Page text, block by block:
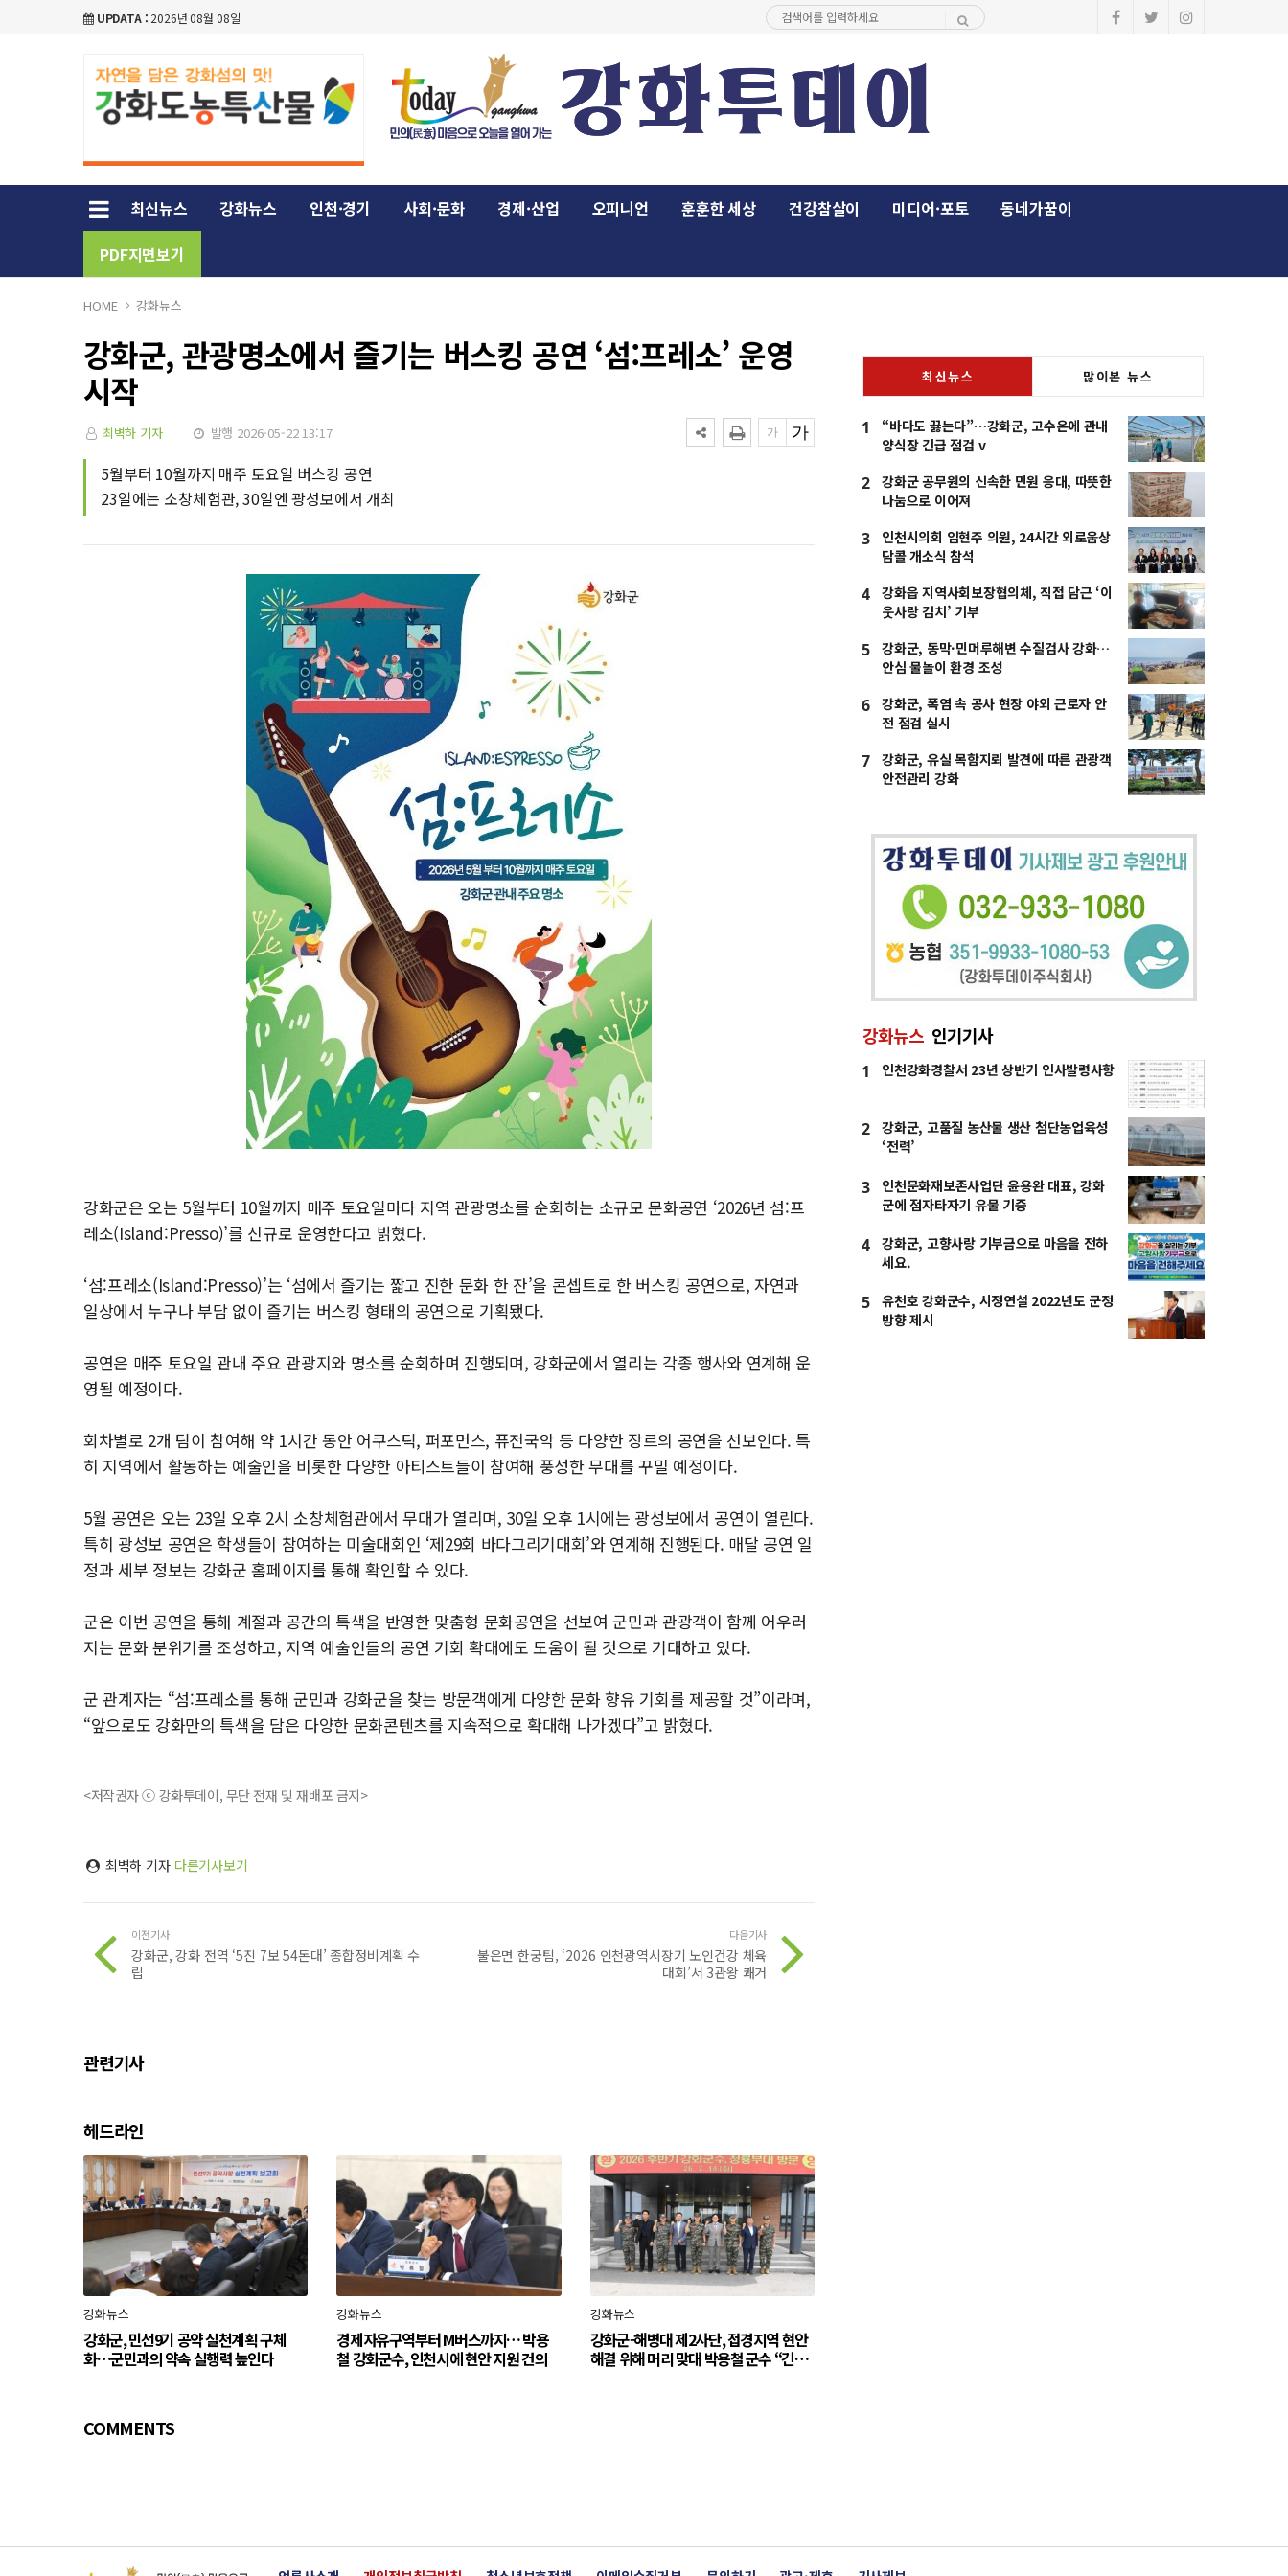
UPDATA : 2026년 08월 08일
최신뉴스 강화뉴스 인천·경기 사회·문화 경제·산업 오피니언 훈훈한 세상 건강참살이 미디어·포토
동네가꿈이
PDF지면보기
HOME 강화뉴스
강화군, 관광명소에서 즐기는 버스킹 공연 ‘섬:프레소’ 운영
시작
최벽하 기자 발행 2026-05-22 13:17
5월부터 10월까지 매주 토요일 버스킹 공연
23일에는 소창체험관, 30일엔 광성보에서 개최
강화군은 오는 5월부터 10월까지 매주 토요일마다 지역 관광명소를 순회하는 소규모 문화공연 ‘2026년 섬:프
레소(Island:Presso)’를 신규로 운영한다고 밝혔다.
‘섬:프레소(Island:Presso)’는 ‘섬에서 즐기는 짧고 진한 문화 한 잔’을 콘셉트로 한 버스킹 공연으로, 자연과
일상에서 누구나 부담 없이 즐기는 버스킹 형태의 공연으로 기획됐다.
공연은 매주 토요일 관내 주요 관광지와 명소를 순회하며 진행되며, 강화군에서 열리는 각종 행사와 연계해 운
영될 예정이다.
회차별로 2개 팀이 참여해 약 1시간 동안 어쿠스틱, 퍼포먼스, 퓨전국악 등 다양한 장르의 공연을 선보인다. 특
히 지역에서 활동하는 예술인을 비롯한 다양한 아티스트들이 참여해 풍성한 무대를 꾸밀 예정이다.
5월 공연은 오는 23일 오후 2시 소창체험관에서 무대가 열리며, 30일 오후 1시에는 광성보에서 공연이 열린다.
특히 광성보 공연은 학생들이 참여하는 미술대회인 ‘제29회 바다그리기대회’와 연계해 진행된다. 매달 공연 일
정과 세부 정보는 강화군 홈페이지를 통해 확인할 수 있다.
군은 이번 공연을 통해 계절과 공간의 특색을 반영한 맞춤형 문화공연을 선보여 군민과 관광객이 함께 어우러
지는 문화 분위기를 조성하고, 지역 예술인들의 공연 기회 확대에도 도움이 될 것으로 기대하고 있다.
군 관계자는 “섬:프레소를 통해 군민과 강화군을 찾는 방문객에게 다양한 문화 향유 기회를 제공할 것”이라며,
“앞으로도 강화만의 특색을 담은 다양한 문화콘텐츠를 지속적으로 확대해 나가겠다”고 밝혔다.
<저작권자 ⓒ 강화투데이, 무단 전재 및 재배포 금지>
최벽하 기자 다른기사보기
이전기사
강화군, 강화 전역 ‘5진 7보 54돈대’ 종합정비계획 수
립
다음기사
불은면 한궁팀, ‘2026 인천광역시장기 노인건강 체육
대회’서 3관왕 쾌거
관련기사
헤드라인
강화뉴스
강화군, 민선9기 공약 실천계획 구체
화…군민과의 약속 실행력 높인다
강화뉴스
경제자유구역부터 M버스까지… 박용
철 강화군수, 인천시에 현안 지원 건의
강화뉴스
강화군-해병대 제2사단, 접경지역 현안
해결 위해 머리 맞대 박용철 군수 “긴밀
COMMENTS
최신뉴스 많이본 뉴스
1
“바다도 끓는다”…강화군, 고수온에 관내
양식장 긴급 점검 v
2
강화군 공무원의 신속한 민원 응대, 따뜻한
나눔으로 이어져
3
인천시의회 임현주 의원, 24시간 외로움상
담콜 개소식 참석
4
강화읍 지역사회보장협의체, 직접 담근 ‘이
웃사랑 김치’ 기부
5
강화군, 동막·민머루해변 수질검사 강화…
안심 물놀이 환경 조성
6
강화군, 폭염 속 공사 현장 야외 근로자 안
전 점검 실시
7
강화군, 유실 목함지뢰 발견에 따른 관광객
안전관리 강화
강화뉴스 인기기사
1 인천강화경찰서 23년 상반기 인사발령사항
2
강화군, 고품질 농산물 생산 첨단농업육성
‘전력’
3
인천문화재보존사업단 윤용완 대표, 강화
군에 점자타자기 유물 기증
4
강화군, 고향사랑 기부금으로 마음을 전하
세요.
5
유천호 강화군수, 시정연설 2022년도 군정
방향 제시